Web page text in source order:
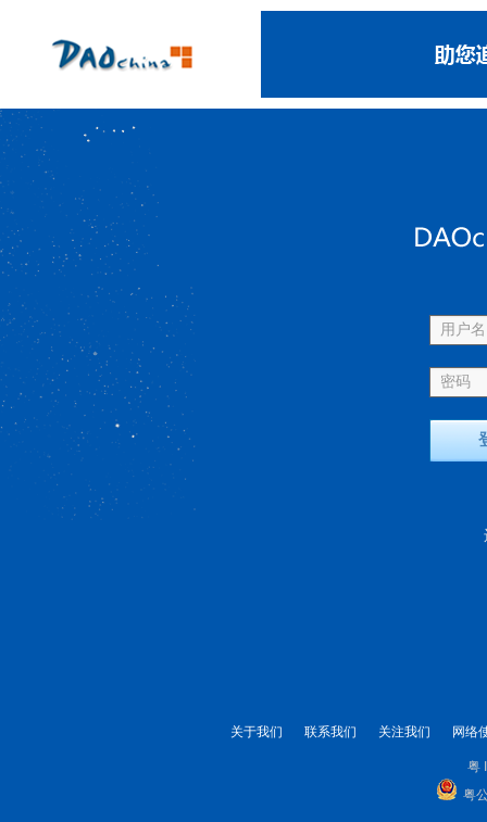
用户
密码
关于我们 联系我们 关注我们 网络
粤
粤